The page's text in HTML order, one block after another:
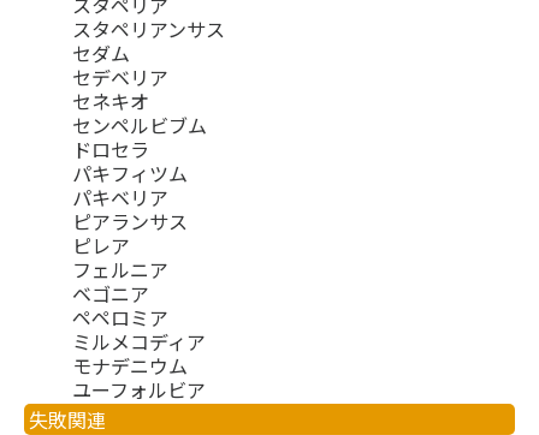
スタペリアンサス
セダム
セデベリア
セネキオ
センペルビブム
ドロセラ
パキフィツム
パキベリア
ピアランサス
ピレア
フェルニア
ベゴニア
ペペロミア
ミルメコディア
モナデニウム
ユーフォルビア
失敗関連